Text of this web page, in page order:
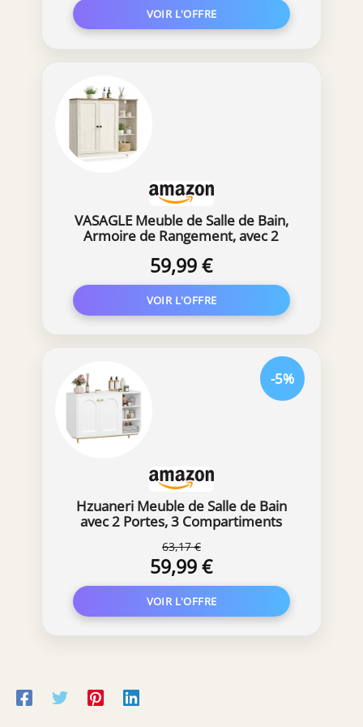
Rustique LSC541WJ01
VASAGLE Meuble de Salle de Bain,
Armoire de Rangement, avec 2
x 30 x 80 cm, pour Salon, Entrée,
Blanc Rustique et Marron Miel,
Collection Siren BBK070WJ01
59,99 €
Hzuaneri Meuble de Salle de Bain
avec 2 Portes, 3 Compartiments
63,17 €
59,99 €
-5%